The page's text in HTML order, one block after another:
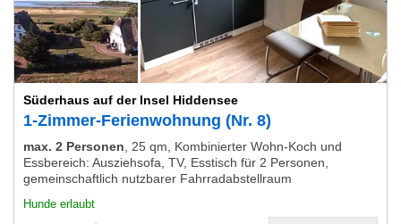
Süderhaus auf der Insel Hiddensee
1-Zimmer-Ferienwohnung (Nr. 8)
max. 2 Personen
25 qm, Kombinierter Wohn-Koch und
Essbereich: Ausziehsofa, TV, Esstisch für 2 Personen,
gemeinschaftlich nutzbarer Fahrradabstellraum
Hunde erlaubt